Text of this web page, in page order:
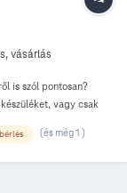
vásárlás
is szól pontosan?
vagy csak
bérlés (és még 1 )